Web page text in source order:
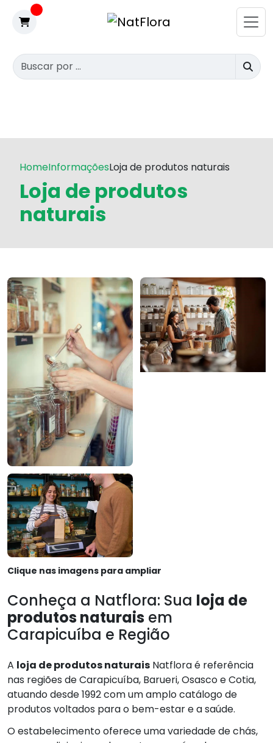
HomeInformaçõesLoja de produtos naturais
Loja de produtos
naturais
Clique nas imagens para ampliar
Conheça a Natflora: Sua loja de
produtos naturais em
Carapicuíba e Região
A loja de produtos naturais Natflora é referência
nas regiões de Carapicuíba, Barueri, Osasco e Cotia,
atuando desde 1992 com um amplo catálogo de
produtos voltados para o bem-estar e a saúde.
O estabelecimento oferece uma variedade de chás,